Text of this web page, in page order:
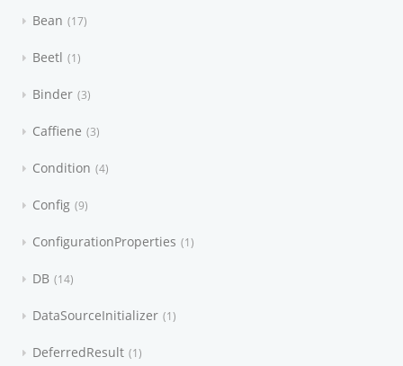
Bean 17
Beetl 1
Binder 3
Caffiene 3
Condition 4
Config 9
ConfigurationProperties 1
DB 14
DataSourceInitializer 1
DeferredResult 1